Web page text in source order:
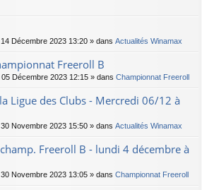
Décembre 2023 13:20 » dans Actualités Winamax
Freeroll B
Décembre 2023 12:15 » dans Championnat Freeroll
Ligue des Clubs - Mercredi 06/12 à
Novembre 2023 15:50 » dans Actualités Winamax
Freeroll B - lundi 4 décembre à
Novembre 2023 13:05 » dans Championnat Freeroll